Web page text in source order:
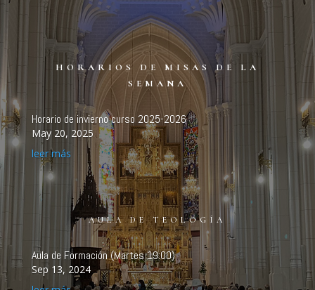
HORARIOS DE MISAS DE LA
SEMANA
Horario de invierno curso 2025-2026
May 20, 2025
leer más
AULA DE TEOLOGÍA
Aula de Formación (Martes 19:00)
Sep 13, 2024